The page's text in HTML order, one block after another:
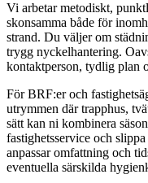
Vi arbetar metodiskt,
skonsamma både för
strand. Du väljer om
trygg nyckelhantering.
kontaktperson, tydlig plan
För BRF:er och
utrymmen där trapphus,
sätt kan ni kombinera
fastighetsservice och
anpassar omfattning och
eventuella särskilda